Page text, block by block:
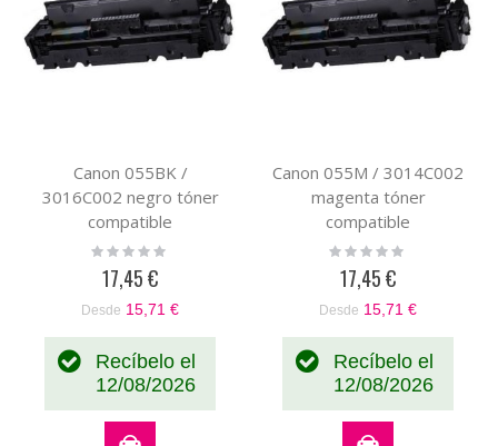
Canon 055BK /
3016C002 negro tóner
compatible
Rating:
17,45 €
Desde 15,71 €
Recíbelo el
12/08/2026
Canon 055M / 3014C002
magenta tóner
compatible
Rating:
17,45 €
Desde 15,71 €
Recíbelo el
12/08/2026